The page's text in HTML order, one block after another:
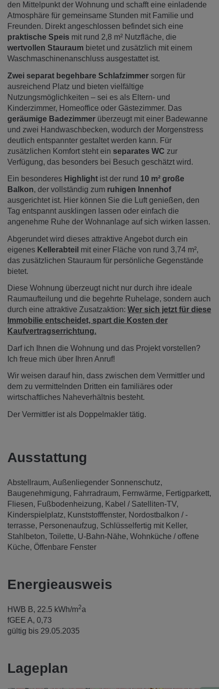
den Mittelpunkt der Wohnung und schafft eine einladende
Atmosphäre für gemeinsame Stunden mit Familie und
Freunden. Direkt angeschlossen befindet sich eine
praktische Speis mit rund 2,8 m² Nutzfläche, die
wertvollen Stauraum bietet und zusätzlich mit einem
Waschmaschinenanschluss ausgestattet ist.
Zwei separat begehbare Schlafzimmer sorgen für
ausreichend Platz und bieten vielfältige
Nutzungsmöglichkeiten – sei es als Eltern- und
Kinderzimmer, Homeoffice oder Gästezimmer. Das
geräumige Badezimmer überzeugt mit einer Badewanne
und zwei Handwaschbecken, wodurch der Morgenstress
deutlich entspannter gestaltet werden kann. Für
zusätzlichen Komfort steht ein separates WC zur
Verfügung, das besonders bei Besuch geschätzt wird.
Ein besonderes Highlight ist der rund 10 m² große
Balkon, der vollständig zum ruhigen Innenhof
ausgerichtet ist. Hier können Sie die Luft genießen, den
Tag entspannt ausklingen lassen oder einfach die
angenehme Ruhe der Wohnanlage auf sich wirken lassen.
Abgerundet wird dieses attraktive Angebot durch ein
eigenes Kellerabteil mit einer Fläche von rund 3,74 m²,
das zusätzlichen Stauraum für persönliche Gegenstände
bietet.
Diese Wohnung überzeugt nicht nur durch ihre ideale
Raumaufteilung und die begehrte Ruhelage, sondern auch
durch eine attraktive Zusatzaktion: Wer sich jetzt für diese
Immobilie entscheidet, spart die Kosten der
Kaufvertragserrichtung.
Darf ich Ihnen die Wohnung und das Projekt vorstellen?
Ich freue mich über Ihren Anruf!
Wir weisen darauf hin, dass zwischen dem Vermittler und
dem zu vermittelnden Dritten ein familiäres oder
wirtschaftliches Naheverhältnis besteht.
Der Vermittler ist als Doppelmakler tätig.
Ausstattung
Abstellraum Außenliegender Sonnenschutz
Baugenehmigung
Fahrradraum Fernwärme
Fertigparkett
Fliesen
Fußbodenheizung
Kabel / Satelliten-TV
Kinderspielplatz
Kunststofffenster Nordostbalkon / -
terrasse
Personenaufzug Schlüsselfertig mit Keller
Stahlbeton Toilette U-Bahn-Nähe Wohnküche / offene
Küche Öffenbare Fenster
Energieausweis
HWB B, 22.5 kWh/m2a
fGEE A, 0,73
gültig bis 29.05.2035
Lageplan